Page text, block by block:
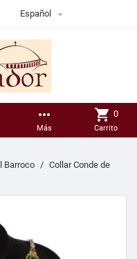
Español 
more_horiz
Más
shopping_cart 0
Carrito
Barroco
Collar Conde de